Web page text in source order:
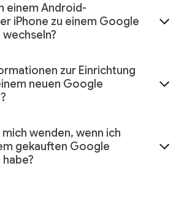
einem Android-
iPhone zu einem Google
wechseln?
zur Einrichtung
neuen Google
wenden, wenn ich
gekauften Google
habe?